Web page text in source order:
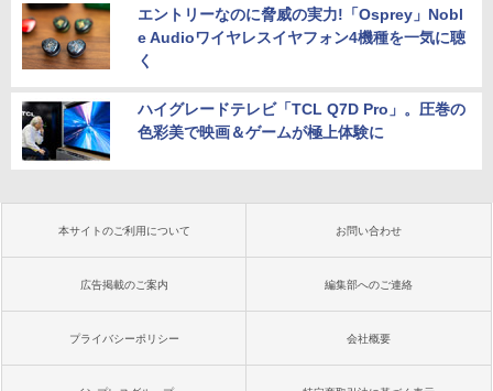
エントリーなのに脅威の実力!「Osprey」Nobl
e Audioワイヤレスイヤフォン4機種を一気に聴
く
ハイグレードテレビ「TCL Q7D Pro」。圧巻の
色彩美で映画＆ゲームが極上体験に
本サイトのご利用について お問い合わせ
広告掲載のご案内 編集部へのご連絡
プライバシーポリシー 会社概要